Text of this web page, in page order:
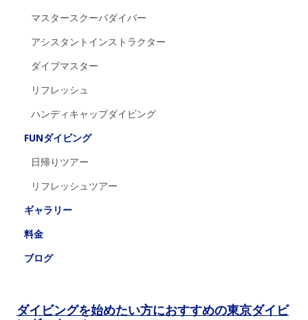
マスタースクーバダイバー
アシスタントインストラクター
ダイブマスター
リフレッシュ
ハンディキャップダイビング
FUNダイビング
日帰りツアー
リフレッシュツアー
ギャラリー
料金
ブログ
ダイビングを始めたい方におすすめの東京ダイビ